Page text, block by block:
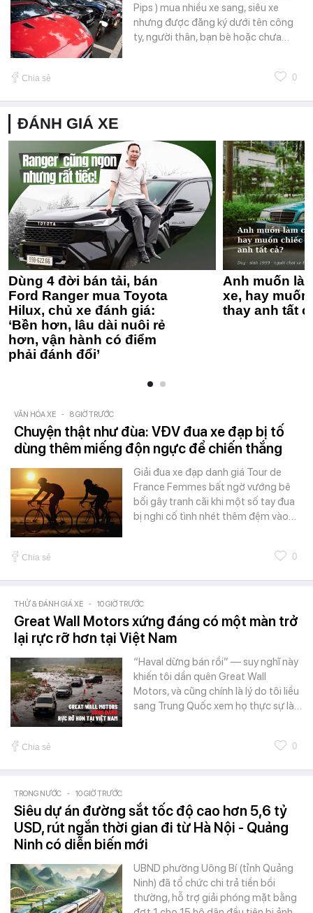
Pips ) mua nhiều xe sang, siêu xe
nhưng được đăng ký dưới tên công
ty, người thân, bạn bè hoặc chưa…
Chia sẻ 0
ĐÁNH GIÁ XE
Dùng 4 đời bán tải, bán
Ford Ranger mua Toyota
Hilux, chủ xe đánh giá:
‘Bền hơn, lâu dài nuôi rẻ
hơn, vận hành có điểm
phải đánh đổi’
Anh muốn
xe, hay
thay anh tất
VĂN HÓA XE - 8 GIỜ TRƯỚC
Chuyện thật như đùa: VĐV đua xe đạp bị tố
dùng thêm miếng độn ngực để chiến thắng
Giải đua xe đạp danh giá Tour de
France Femmes bất ngờ vướng bê
bối gây tranh cãi khi một số tay đua
bị nghi cố tình nhét thêm đệm vào…
Chia sẻ 0
THỬ & ĐÁNH GIÁ XE - 10 GIỜ TRƯỚC
Great Wall Motors xứng đáng có một màn trở
lại rực rỡ hơn tại Việt Nam
“Haval dừng bán rồi” — suy nghĩ này
khiến tôi dần quên Great Wall
Motors, và cũng chính là lý do tôi liều
sang Trung Quốc xem họ thực sự là…
Chia sẻ 0
TRONG NƯỚC - 10 GIỜ TRƯỚC
Siêu dự án đường sắt tốc độ cao hơn 5,6 tỷ
USD, rút ngắn thời gian đi từ Hà Nội - Quảng
Ninh có diễn biến mới
UBND phường Uông Bí (tỉnh Quảng
Ninh) đã tổ chức chi trả tiền bồi
thường, hỗ trợ giải phóng mặt bằng